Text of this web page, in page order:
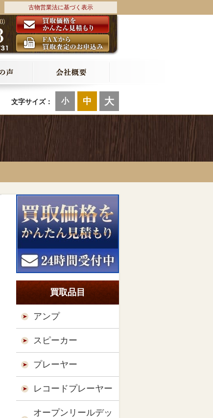
古物営業法に基づく表示
文字サイズ： 小 中 大
買取品目
アンプ
スピーカー
プレーヤー
レコードプレーヤー
オープンリールデッ